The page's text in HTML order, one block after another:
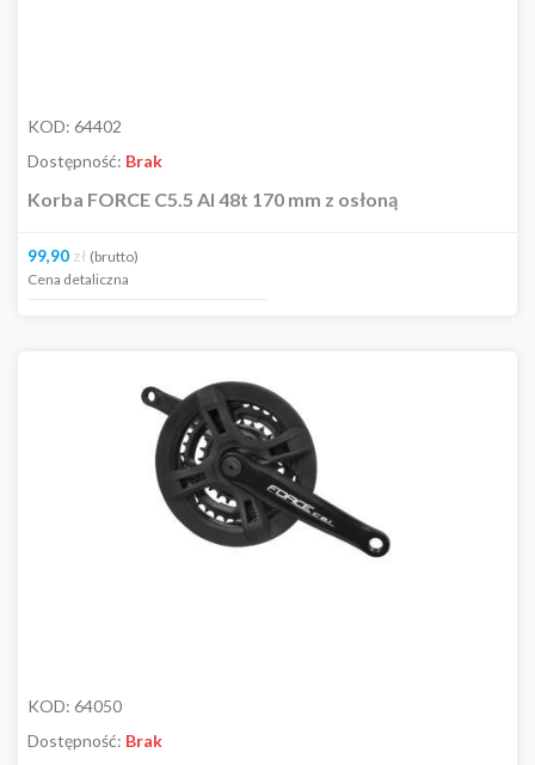
KOD: 64402
Dostępność: Brak
Korba FORCE C5.5 Al 48t 170 mm z osłoną
99,90 zł (brutto)
Cena detaliczna
KOD: 64050
Dostępność: Brak